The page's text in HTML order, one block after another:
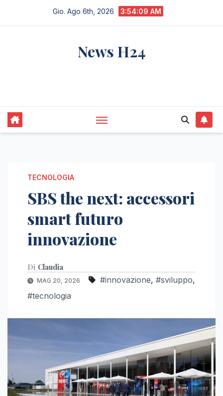
Gio. Ago 6th, 2026 3:54:10 AM
News H24
TECNOLOGIA
SBS the next: accessori
smart futuro
innovazione
Di Claudia
MAG 20, 2026 #innovazione, #sviluppo,
#tecnologia